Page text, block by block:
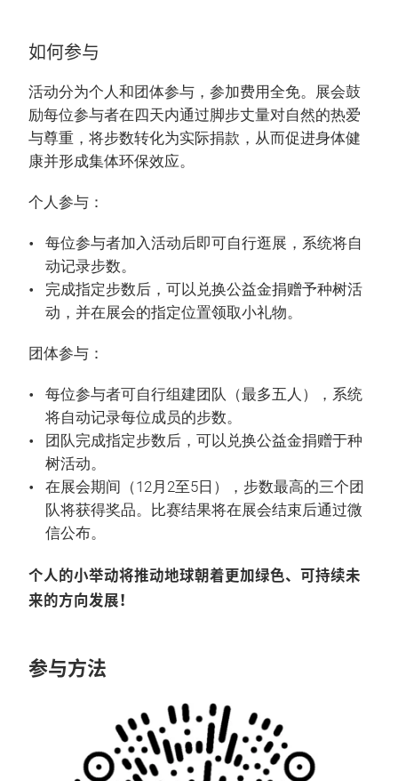
如何参与
活动分为个人和团体参与，参加费用全免。展会鼓
励每位参与者在四天内通过脚步丈量对自然的热爱
与尊重，将步数转化为实际捐款，从而促进身体健
康并形成集体环保效应。
个人参与：
每位参与者加入活动后即可自行逛展，系统将自
动记录步数。
完成指定步数后，可以兑换公益金捐赠予种树活
动，并在展会的指定位置领取小礼物。
团体参与：
每位参与者可自行组建团队（最多五人），系统
将自动记录每位成员的步数。
团队完成指定步数后，可以兑换公益金捐赠于种
树活动。
在展会期间（12月2至5日），步数最高的三个团
队将获得奖品。比赛结果将在展会结束后通过微
信公布。
个人的小举动将推动地球朝着更加绿色、可持续未
来的方向发展！
参与方法